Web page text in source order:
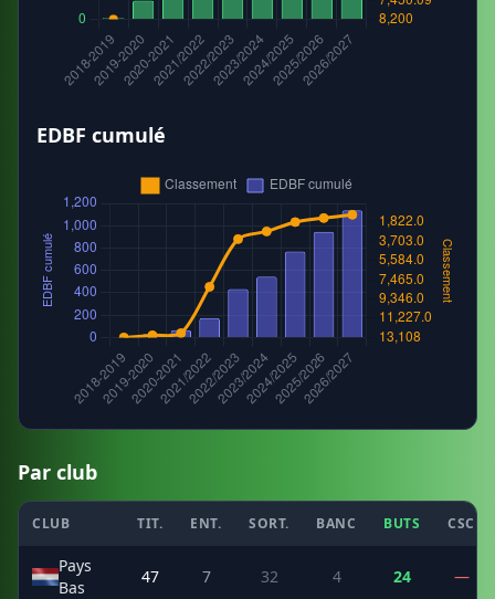
EDBF cumulé
Par club
CLUB TIT. ENT. SORT. BANC BUTS CSC
Pays
Bas
47 7 32 4 24 —